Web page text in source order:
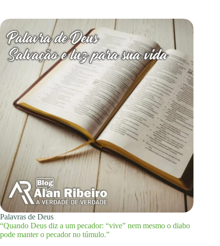
Palavras de Deus
“Quando Deus diz a um pecador: “vive” nem mesmo o diabo
pode manter o pecador no túmulo.”